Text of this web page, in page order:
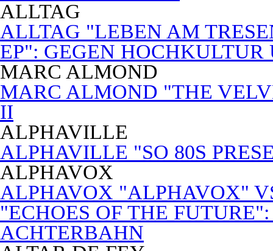
ALLTAG
ALLTAG "LEBEN AM
EP": GEGEN
MARC ALMOND
MARC ALMOND "THE
II
ALPHAVILLE
ALPHAVILLE "SO 80S
ALPHAVOX
ALPHAVOX "ALPHAVOX"
"ECHOES OF THE
ACHTERBAHN